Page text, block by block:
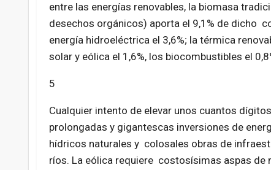
entre las energías renovables, la biomasa
desechos orgánicos) aporta el 9,1% de dicho
energía hidroeléctrica el 3,6%; la térmica
solar y eólica el 1,6%, los biocombustibles el
5
Cualquier intento de elevar unos cuantos
prolongadas y gigantescas inversiones de
hídricos naturales y colosales obras de
ríos. La eólica requiere costosísimas aspas